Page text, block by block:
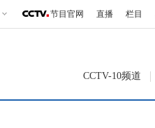
节目官网 直播 栏目
CCTV-10频道